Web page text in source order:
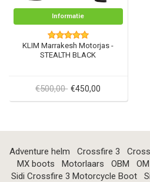
Informatie
KLIM Marrakesh Motorjas -
STEALTH BLACK
€500,00 €450,00
Adventure helm Crossfire 3
MX boots
Motorlaars OBM OM
Sidi Crossfire 3 Motorcycle Boot